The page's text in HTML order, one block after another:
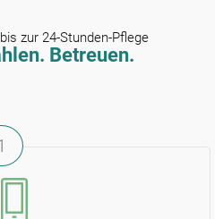
zur 24-Stunden-Pflege
Betreuen.